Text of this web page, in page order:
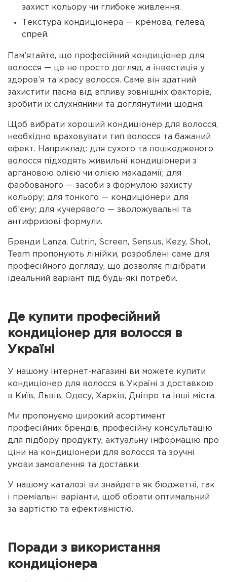
захист кольору чи глибоке живлення.
Текстура кондиціонера — кремова, гелева,
спрей.
Пам’ятайте, що професійний кондиціонер для
волосся — це не просто догляд, а інвестиція у
здоров’я та красу волосся. Саме він здатний
захистити пасма від впливу зовнішніх факторів,
зробити їх слухняними та доглянутими щодня.
Щоб вибрати хороший кондиціонер для волосся,
необхідно враховувати тип волосся та бажаний
ефект. Наприклад: для сухого та пошкодженого
волосся підходять живильні кондиціонери з
аргановою олією чи олією макадамії; для
фарбованого — засоби з формулою захисту
кольору; для тонкого — кондиціонери для
об’єму; для кучерявого — зволожувальні та
антифризові формули.
Бренди Lanza, Cutrin, Screen, Sens.us, Kezy, Shot,
Team пропонують лінійки, розроблені саме для
професійного догляду, що дозволяє підібрати
ідеальний варіант під будь-які потреби.
Де купити професійний
кондиціонер для волосся в
Україні
У нашому інтернет-магазині ви можете купити
кондиціонер для волосся в Україні з доставкою
в Київ, Львів, Одесу, Харків, Дніпро та інші міста.
Ми пропонуємо широкий асортимент
професійних брендів, професійну консультацію
для підбору продукту, актуальну інформацію про
ціни на кондиціонери для волосся та зручні
умови замовлення та доставки.
У нашому каталозі ви знайдете як бюджетні, так
і преміальні варіанти, щоб обрати оптимальний
за вартістю та ефективністю.
Поради з використання
кондиціонера